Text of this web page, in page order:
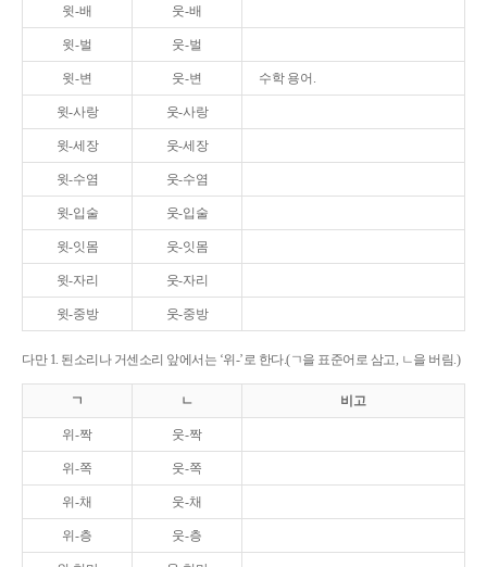
윗-배 웃-배
윗-벌 웃-벌
윗-변 웃-변 수학 용어.
윗-사랑 웃-사랑
윗-세장 웃-세장
윗-수염 웃-수염
윗-입술 웃-입술
윗-잇몸 웃-잇몸
윗-자리 웃-자리
윗-중방 웃-중방
다만 1. 된소리나 거센소리 앞에서는 ‘위-’로 한다.(ㄱ을 표준어로 삼고, ㄴ을 버림.)
ㄱ ㄴ 비고
위-짝 웃-짝
위-쪽 웃-쪽
위-채 웃-채
위-층 웃-층